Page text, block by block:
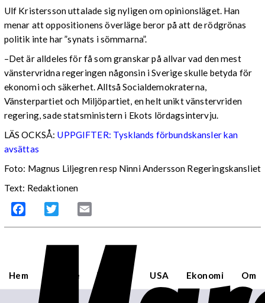
Ulf Kristersson uttalade sig nyligen om opinionsläget. Han
menar att oppositionens överläge beror på att de rödgrönas
politik inte har ”synats i sömmarna”.
–Det är alldeles för få som granskar på allvar vad den mest
vänstervridna regeringen någonsin i Sverige skulle betyda för
ekonomi och säkerhet. Alltså Socialdemokraterna,
Vänsterpartiet och Miljöpartiet, en helt unikt vänstervriden
regering, sade statsministern i Ekots lördagsintervju.
LÄS OCKSÅ: UPPGIFTER: Tysklands förbundskansler kan
avsättas
Foto: Magnus Liljegren resp Ninni Andersson Regeringskansliet
Text: Redaktionen
Facebook Twitter
Hem Sverige Världen USA Ekonomi Om